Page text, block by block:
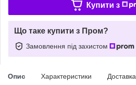
Купити з
Що таке купити з Пром?
Замовлення під захистом
Опис Характеристики Доставка